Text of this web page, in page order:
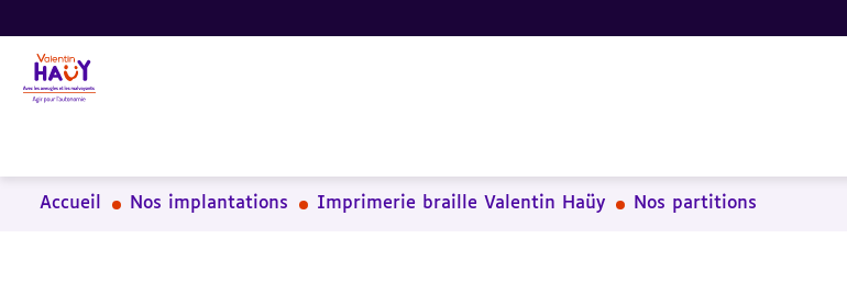
Aller
au
contenu
principal
Aller
au
pied
de
Aller
à
la
recherche
Accueil Nos implantations Imprimerie braille Valentin Haüy Nos partitions